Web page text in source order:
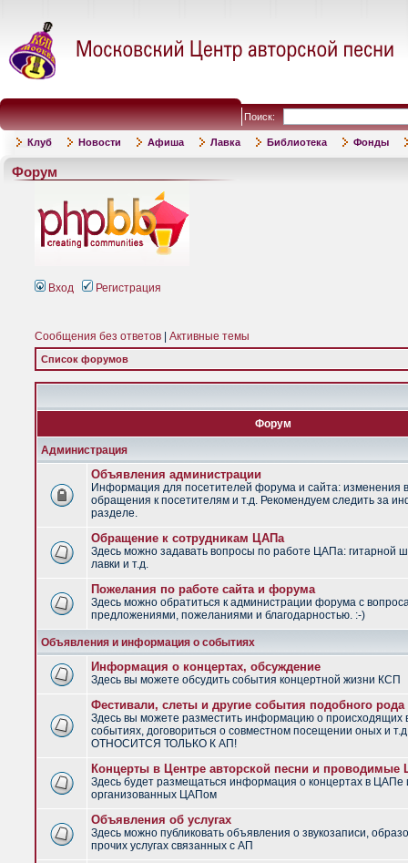
Поиск:
Клуб Новости Афиша Лавка Библиотека Фонды
Форум
Вход Регистрация
Сообщения без ответов Активные темы
Список форумов
Форум
Администрация
Объявления администрации
Информация для посетителей форума и сайта: изменения
обращения к посетителям и т.д. Рекомендуем следить за
разделе.
Обращение к сотрудникам ЦАПа
Здесь можно задавать вопросы по работе ЦАПа: гитарной
лавки и т.д.
Пожелания по работе сайта и форума
Здесь можно обратиться к администрации форума с
предложениями, пожеланиями и благодарностью. :-)
Объявления и информация о событиях
Информация о концертах, обсуждение
Здесь вы можете обсудить события концертной жизни КСП
Фестивали, слеты и другие события подобного рода
Здесь вы можете разместить информацию о
событиях, договориться о совместном посещении оных и
ОТНОСИТСЯ ТОЛЬКО К АП!
Концерты в Центре авторской песни и
Здесь будет размещаться информация о концертах в ЦАПе
организованных ЦАПом
Объявления об услугах
Здесь можно публиковать объявления о звукозаписи,
прочих услугах связанных с АП